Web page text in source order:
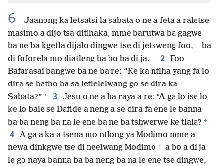
6
Jaanong ka letsatsi la sabata o ne a feta a raletse
masimo a dijo tsa ditlhaka, mme barutwa ba gagwe
ba ne ba kgetla dijalo dingwe tse di jetsweng foo, + ba
di foforela mo diatleng ba bo ba di ja. + 2 Foo
Bafarasai bangwe ba ne ba re: “Ke ka ntlha yang fa lo
dira se batho ba sa letlelelwang go se dira ka
Sabata?” + 3 Jesu o ne a ba raya a re: “A ga lo ise lo
ke lo bale se Dafide a neng a se dira fa ene le banna
ba ba neng ba na le ene ba ne ba tshwerwe ke tlala? +
4 A ga a ka a tsena mo ntlong ya Modimo mme a
newa dinkgwe tse di neelwang Modimo * a bo a di ja
le go naya banna ba ba neng ba na le ene tse dingwe,